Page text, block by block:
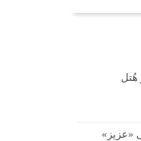
هُتل
«عزیز»